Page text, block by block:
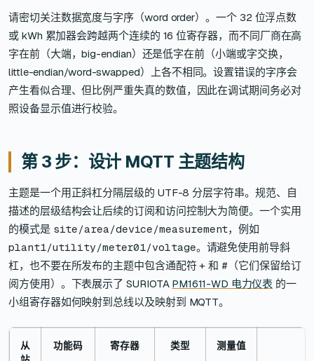
请密切关注数据宽度与字序（word order）。一个 32 位浮点数
或 kWh 累加器会跨越两个连续的 16 位寄存器，而不同厂商在高
字在前（大端，big-endian）还是低字在前（小端或字交换，
little-endian/word-swapped）上各不相同。设置错误的字序会
产生看似合理、但比例严重失真的数值，因此在调试期间务必对
照设备显示值进行校验。
第 3 步：设计 MQTT 主题结构
主题是一个用正斜杠分隔层级的 UTF-8 分层字符串。规范、自
描述的层级结构会让后续的订阅和访问控制大为简便。一个实用
的模式是 site/area/device/measurement，例如
plant1/utility/meter01/voltage。请避免使用前导斜
杠，也不要在所发布的主题中包含通配符+ 和# （它们保留给订
阅方使用）。下表展示了 SURIOTA PM1611-WD 电力仪表 的一
小组寄存器如何映射到总线以及映射到 MQTT。
从
功能码 寄存器 类型 测量值